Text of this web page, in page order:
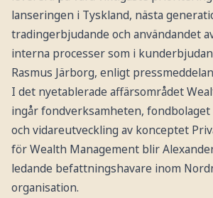
lanseringen i Tyskland, nästa
tradingerbjudande och användandet
interna processer som i
Rasmus Järborg, enligt
I det nyetablerade affärsområdet
ingår fondverksamheten,
och vidareutveckling av konceptet
för Wealth Management blir
ledande befattningshavare inom
organisation.